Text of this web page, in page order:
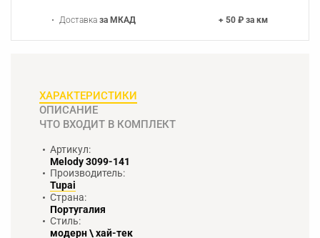
Доставказа МКАД + 50 ₽ за км
ХАРАКТЕРИСТИКИ
ОПИСАНИЕ
ЧТО ВХОДИТ В КОМПЛЕКТ
Артикул:
Melody 3099-141
Производитель:
Tupai
Страна:
Португалия
Стиль:
модерн \ хай-тек